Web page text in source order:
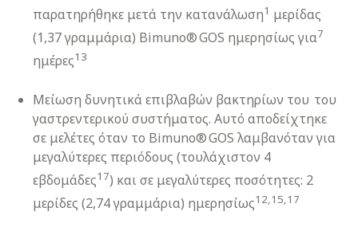
παρατηρήθηκε μετά την κατανάλωση1 μερίδας
(1,37 γραμμάρια) Bimuno® GOS ημερησίως για7
ημέρες13
Μείωση δυνητικά επιβλαβών βακτηρίων του του
γαστρεντερικού συστήματος. Αυτό αποδείχτηκε
σε μελέτες όταν το Bimuno® GOS λαμβανόταν για
μεγαλύτερες περιόδους (τουλάχιστον 4
εβδομάδες17) και σε μεγαλύτερες ποσότητες: 2
μερίδες (2,74 γραμμάρια) ημερησίως12,15,17